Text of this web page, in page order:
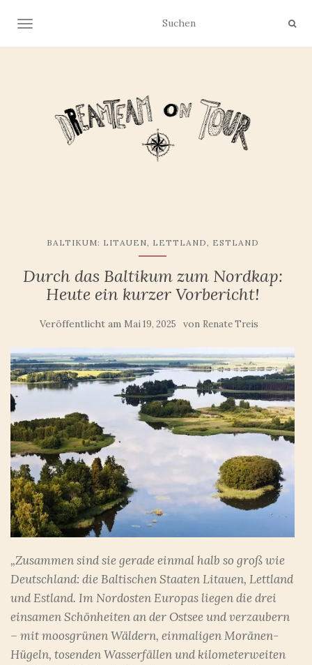
NAVIGATION UMSCHALTEN
BALTIKUM: LITAUEN, LETTLAND, ESTLAND
Durch das Baltikum zum Nordkap:
Heute ein kurzer Vorbericht!
Veröffentlicht am Mai 19, 2025 von Renate Treis
„Zusammen sind sie gerade einmal halb so groß wie
Deutschland: die Baltischen Staaten Litauen, Lettland
und Estland. Im Nordosten Europas liegen die drei
einsamen Schönheiten an der Ostsee und verzaubern
– mit moosgrünen Wäldern, einmaligen Moränen-
Hügeln, tosenden Wasserfällen und kilometerweiten